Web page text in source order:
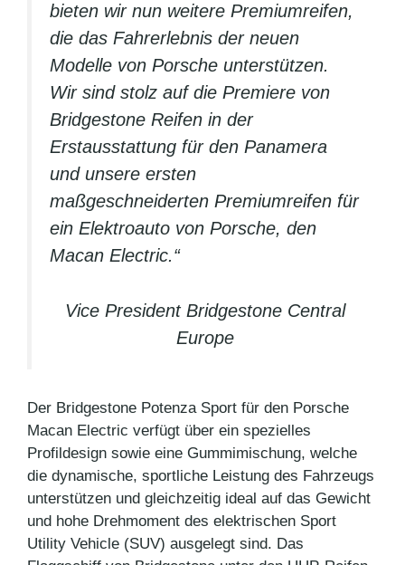
bieten wir nun weitere Premiumreifen,
die das Fahrerlebnis der neuen
Modelle von Porsche unterstützen.
Wir sind stolz auf die Premiere von
Bridgestone Reifen in der
Erstausstattung für den Panamera
und unsere ersten
maßgeschneiderten Premiumreifen für
ein Elektroauto von Porsche, den
Macan Electric.“
Vice President Bridgestone Central
Europe
Der Bridgestone Potenza Sport für den Porsche
Macan Electric verfügt über ein spezielles
Profildesign sowie eine Gummimischung, welche
die dynamische, sportliche Leistung des Fahrzeugs
unterstützen und gleichzeitig ideal auf das Gewicht
und hohe Drehmoment des elektrischen Sport
Utility Vehicle (SUV) ausgelegt sind. Das